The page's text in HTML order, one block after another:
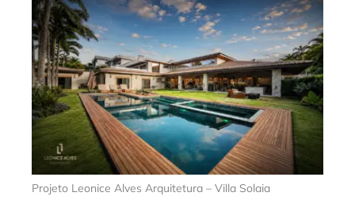
Projeto Leonice Alves Arquitetura – Villa Solaia